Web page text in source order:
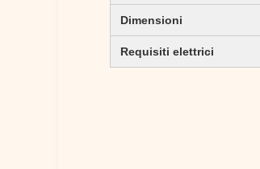
Dimensioni
Requisiti elettrici